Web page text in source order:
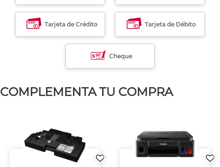
Tarjeta de Crédito Tarjeta de Débito
Cheque
COMPLEMENTA TU COMPRA